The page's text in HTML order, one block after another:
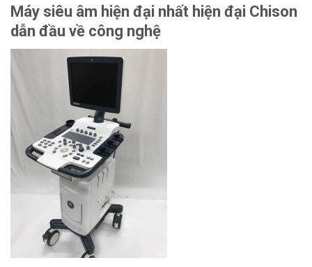
Máy siêu âm hiện đại nhất hiện đại Chison
dẫn đầu về công nghệ